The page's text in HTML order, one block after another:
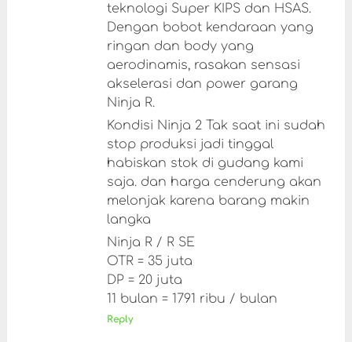
teknologi Super KIPS dan HSAS.
Dengan bobot kendaraan yang
ringan dan body yang
aerodinamis, rasakan sensasi
akselerasi dan power garang
Ninja R.
Kondisi Ninja 2 Tak saat ini sudah
stop produksi jadi tinggal
habiskan stok di gudang kami
saja. dan harga cenderung akan
melonjak karena barang makin
langka
Ninja R / R SE
OTR = 35 juta
DP = 20 juta
11 bulan = 1791 ribu / bulan
Reply